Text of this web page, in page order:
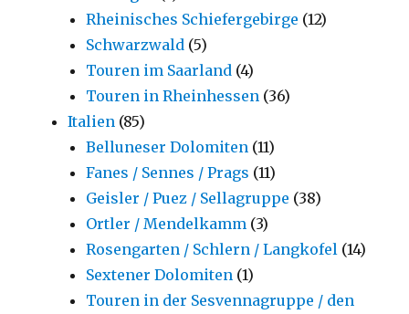
Rheinisches Schiefergebirge (12)
Schwarzwald (5)
Touren im Saarland (4)
Touren in Rheinhessen (36)
Italien (85)
Belluneser Dolomiten (11)
Fanes / Sennes / Prags (11)
Geisler / Puez / Sellagruppe (38)
Ortler / Mendelkamm (3)
Rosengarten / Schlern / Langkofel (14)
Sextener Dolomiten (1)
Touren in der Sesvennagruppe / den